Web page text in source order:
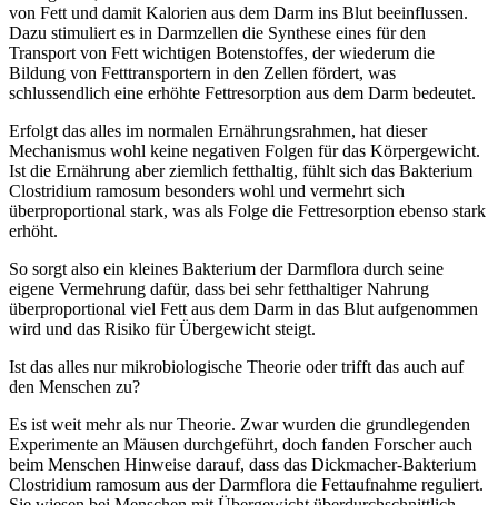
von Fett und damit Kalorien aus dem Darm ins Blut beeinflussen.
Dazu stimuliert es in Darmzellen die Synthese eines für den
Transport von Fett wichtigen Botenstoffes, der wiederum die
Bildung von Fetttransportern in den Zellen fördert, was
schlussendlich eine erhöhte Fettresorption aus dem Darm bedeutet.
Erfolgt das alles im normalen Ernährungsrahmen, hat dieser
Mechanismus wohl keine negativen Folgen für das Körpergewicht.
Ist die Ernährung aber ziemlich fetthaltig, fühlt sich das Bakterium
Clostridium ramosum besonders wohl und vermehrt sich
überproportional stark, was als Folge die Fettresorption ebenso stark
erhöht.
So sorgt also ein kleines Bakterium der Darmflora durch seine
eigene Vermehrung dafür, dass bei sehr fetthaltiger Nahrung
überproportional viel Fett aus dem Darm in das Blut aufgenommen
wird und das Risiko für Übergewicht steigt.
Ist das alles nur mikrobiologische Theorie oder trifft das auch auf
den Menschen zu?
Es ist weit mehr als nur Theorie. Zwar wurden die grundlegenden
Experimente an Mäusen durchgeführt, doch fanden Forscher auch
beim Menschen Hinweise darauf, dass das Dickmacher-Bakterium
Clostridium ramosum aus der Darmflora die Fettaufnahme reguliert.